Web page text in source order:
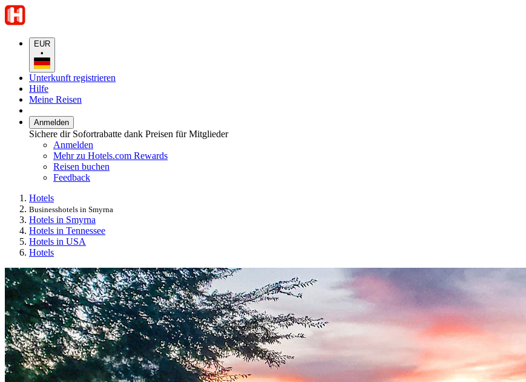
EUR
•
Unterkunft registrieren
Hilfe
Meine Reisen
Anmelden
Sichere dir Sofortrabatte dank Preisen für Mitglieder
Anmelden
Mehr zu Hotels.com Rewards
Reisen buchen
Feedback
Hotels
Businesshotels in Smyrna
Hotels in Smyrna
Hotels in Tennessee
Hotels in USA
Hotels